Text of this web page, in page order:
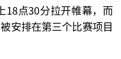
18点30分拉开帷幕，而
安排在第三个比赛项目